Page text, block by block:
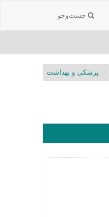
جست‌و‌جو
پزشکی و بهداشت